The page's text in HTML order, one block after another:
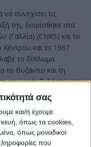
σας
και/ή έχουμε
όπως τα cookies,
όπως μοναδικοί
που
συνεχίσει τις
της, διορίσθηκε στο
(Γαλλία) (CNRS) και το
και το 1967
το δίπλωμα
το Βυζάντιο και τη
Εκδόσεις της
universitaires de
Ιστορίας και
Αρχαιολογίας,
1976, Πρύτανις στο